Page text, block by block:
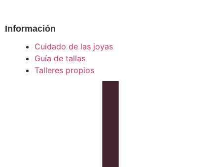
Información
Cuidado de las joyas
Guía de tallas
Talleres propios